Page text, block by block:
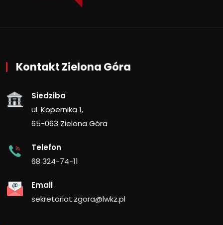
Kontakt Zielona Góra
Siedziba
ul. Kopernika 1,
65-063 Zielona Góra
Telefon
68 324-74-11
Email
sekretariat.zgora@lwkz.pl